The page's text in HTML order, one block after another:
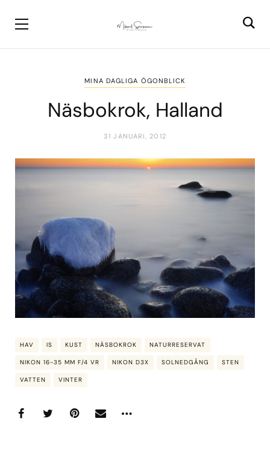
MINA DAGLIGA ÖGONBLICK
Näsbokrok, Halland
31 JANUARI, 2012
HAV IS KUST NÄSBOKROK NATURRESERVAT
NIKON 16-35 MM F/4 VR NIKON D3X SOLNEDGÅNG STEN
VATTEN VINTER